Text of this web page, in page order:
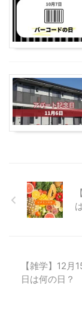
【雑学】12
日は何の日？